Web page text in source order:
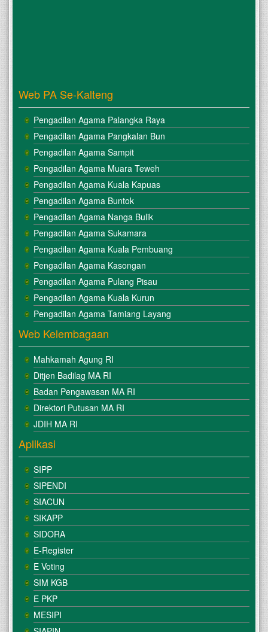
Web PA Se-Kalteng
Pengadilan Agama Palangka Raya
Pengadilan Agama Pangkalan Bun
Pengadilan Agama Sampit
Pengadilan Agama Muara Teweh
Pengadilan Agama Kuala Kapuas
Pengadilan Agama Buntok
Pengadilan Agama Nanga Bulik
Pengadilan Agama Sukamara
Pengadilan Agama Kuala Pembuang
Pengadilan Agama Kasongan
Pengadilan Agama Pulang Pisau
Pengadilan Agama Kuala Kurun
Pengadilan Agama Tamiang Layang
Web Kelembagaan
Mahkamah Agung RI
Ditjen Badilag MA RI
Badan Pengawasan MA RI
Direktori Putusan MA RI
JDIH MA RI
Aplikasi
SIPP
SIPENDI
SIACUN
SIKAPP
SIDORA
E-Register
E Voting
SIM KGB
E PKP
MESIPI